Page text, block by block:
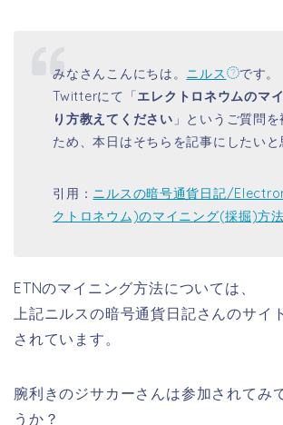
みなさんこんにちは。 ニルス
です。
Twitterにて「エレクトロネウムのマ
り方教えてください 」というご質問
ため、本日はそちらを記事にしたいと
引用： ニルスの暗号通貨日記/
クトロネウム)のマイニング(採掘)方法
ETNのマイニング方法については、
上記ニルスの暗号通貨日記さんのサイ
されています。
腕利きのジサカーさんは参加されてみ
うか？